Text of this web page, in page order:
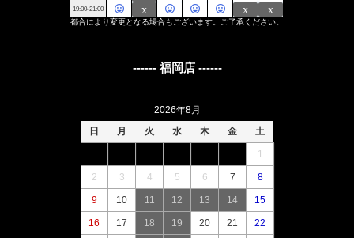
------ 福岡店 ------